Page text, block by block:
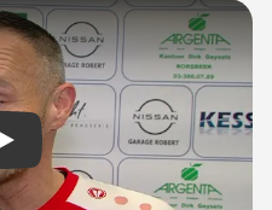
Play